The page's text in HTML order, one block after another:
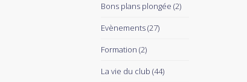
Bons plans plongée (2)
Evènements(27)
Formation (2)
La vie du club (44)